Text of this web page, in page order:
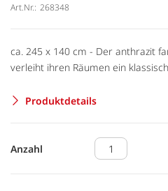
Art.Nr.: 268348
ca. 245 x 140 cm - Der anthrazit
verleiht ihren Räumen ein
Produktdetails
Anzahl